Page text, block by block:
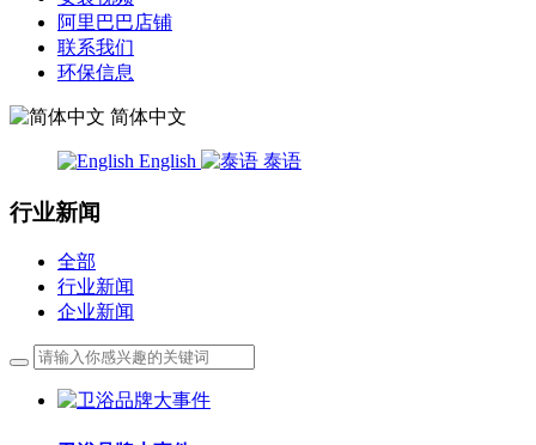
阿里巴巴店铺
联系我们
环保信息
简体中文
English 泰语
行业新闻
全部
行业新闻
企业新闻